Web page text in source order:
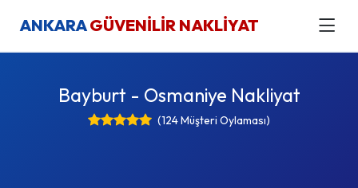
ANKARAGÜVENİLİR NAKLİYAT
Bayburt - Osmaniye Nakliyat
(124 Müşteri Oylaması)